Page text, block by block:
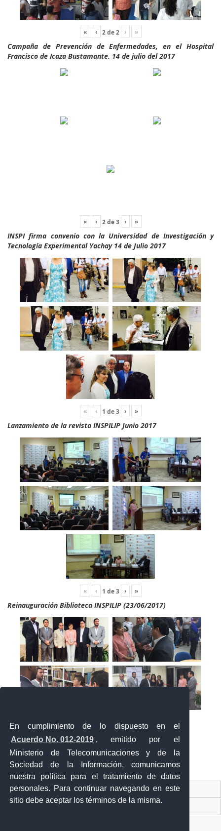
En cumplimiento de lo dispuesto en el
Acuerdo No. 012-2019 , emitido por el
Ministerio de Telecomunicaciones y de la
Sociedad de la Información, comunicamos
nuestra política para el tratamiento de datos
personales. Para continuar navegando en este
sitio debe aceptar los términos de la misma.
« ‹ 2de2 › »
Campaña de Prevención de Enfermedades, en el Hospital
Francisco de Icaza Bustamante. 14 de julio del 2017
« ‹ 2de3 › »
INSPI firma convenio con la Universidad de Investigación y
Tecnología Experimental Yachay 14 de Julio 2017
« ‹ 1 de3 › »
Lanzamiento de la revista INSPILIP Junio 2017
« ‹ 1 de3 › »
Reinauguración Biblioteca INSPILIP (23/06/2017)
Contacto Ciudadano Digital